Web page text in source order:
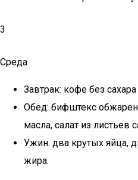
3
Среда
Завтрак: кофе без сахара
Обед: бифштекс
масла, салат из листьев
Ужин: два крутых яйца,
жира.